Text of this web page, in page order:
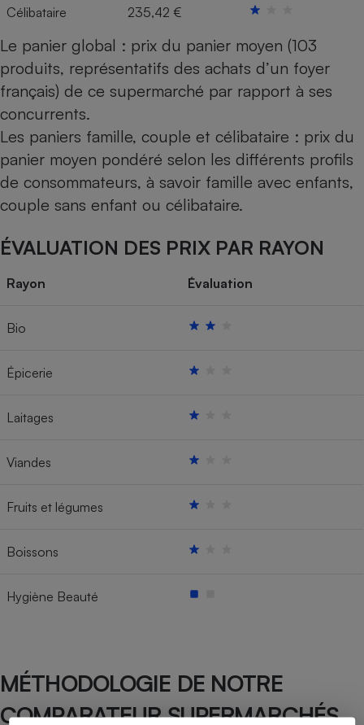
Célibataire 235,42 €
Le panier global : prix du panier moyen (103
produits, représentatifs des achats d’un foyer
français) de ce supermarché par rapport à ses
concurrents.
Les paniers famille, couple et célibataire : prix du
panier moyen pondéré selon les différents profils
de consommateurs, à savoir famille avec enfants,
couple sans enfant ou célibataire.
ÉVALUATION DES PRIX PAR RAYON
Rayon Évaluation
Bio
Épicerie
Laitages
Viandes
Fruits et légumes
Boissons
Hygiène Beauté
MÉTHODOLOGIE DE NOTRE
COMPARATEUR SUPERMARCHÉS